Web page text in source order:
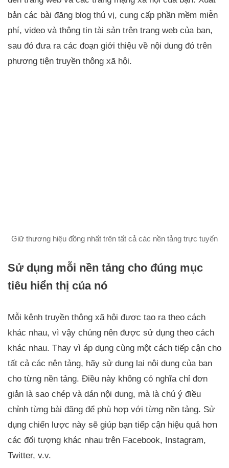
bản các bài đăng blog thú vị, cung cấp phần mềm miễn
phí, video và thông tin tài sản trên trang web của bạn,
sau đó đưa ra các đoạn giới thiệu về nội dung đó trên
phương tiện truyền thông xã hội.
Giữ thương hiệu đồng nhất trên tất cả các nền tảng trực tuyến
Sử dụng mỗi nền tảng cho đúng mục
tiêu hiển thị của nó
Mỗi kênh truyền thông xã hội được tạo ra theo cách
khác nhau, vì vậy chúng nên được sử dụng theo cách
khác nhau. Thay vì áp dụng cùng một cách tiếp cận cho
tất cả các nên tảng, hãy sử dụng lại nội dung của bạn
cho từng nền tảng. Điều này không có nghĩa chỉ đơn
giản là sao chép và dán nội dung, mà là chú ý điều
chỉnh từng bài đăng để phù hợp với từng nền tảng. Sử
dụng chiến lược này sẽ giúp bạn tiếp cận hiệu quả hơn
các đối tượng khác nhau trên Facebook, Instagram,
Twitter, v.v.